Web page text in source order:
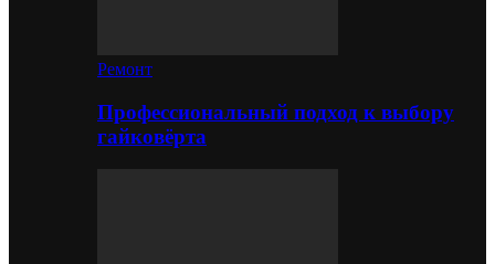
Ремонт
Профессиональный подход к выбору
гайковёрта